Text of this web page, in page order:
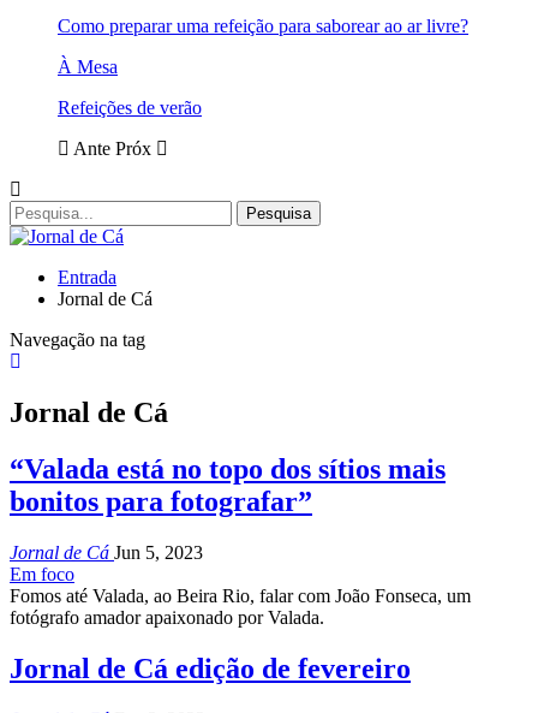
Como preparar uma refeição para saborear ao ar livre?
À Mesa
Refeições de verão
Ante Próx
Entrada
Jornal de Cá
Navegação na tag
Jornal de Cá
“Valada está no topo dos sítios mais
bonitos para fotografar”
Jornal de Cá Jun 5, 2023
Em foco
Fomos até Valada, ao Beira Rio, falar com João Fonseca, um
fotógrafo amador apaixonado por Valada.
Jornal de Cá edição de fevereiro